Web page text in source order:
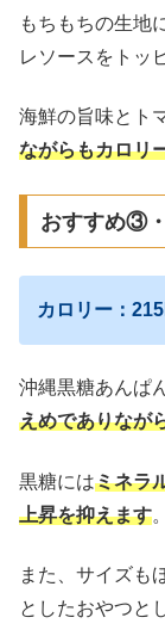
もちもちの生地
レソースをトッ
海鮮の旨味とト
ながらもカロリ
おすすめ③
カロリー：
沖縄黒糖あんぱ
えめでありなが
黒糖にはミネラ
上昇を抑えます。
また、サイズも
としたおやつと